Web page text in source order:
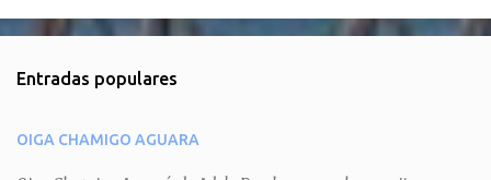
e
t
Entradas populares
OIGA CHAMIGO AGUARA